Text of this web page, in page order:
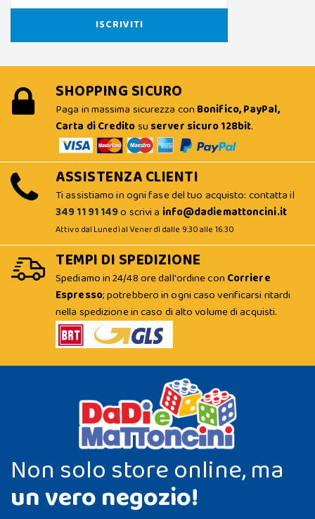
SHOPPING SICURO
Paga in massima sicurezza con Bonifico, PayPal,
Carta di Creditosu server sicuro 128bit.
ASSISTENZA CLIENTI
Ti assistiamo in ogni fase del tuo acquisto: contatta il
349 11 91 149o scrivi a info@dadiemattoncini.it
Attivo dal Lunedì al Venerdì dalle 9:30 alle 16:30
TEMPI DI SPEDIZIONE
Spediamo in 24/48 ore dall'ordine con Corriere
Espresso; potrebbero in ogni caso verificarsi ritardi
nella spedizione in caso di alto volume di acquisti.
Non solo store online, ma
un vero negozio!